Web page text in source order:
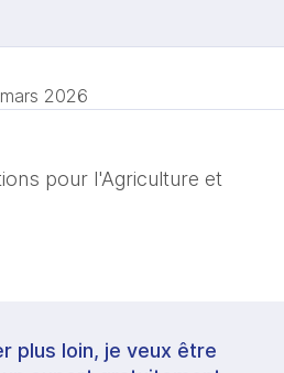
2026
pour l'Agriculture et
plus loin, je veux être